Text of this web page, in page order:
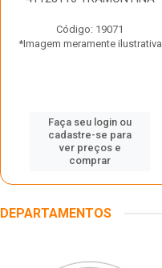
Código: 19071
*Imagem meramente ilustrativa
Faça seu login ou
cadastre-se para
ver preços e
comprar
DEPARTAMENTOS